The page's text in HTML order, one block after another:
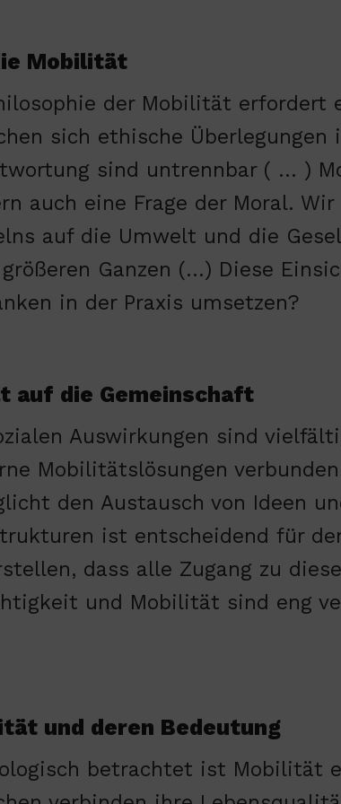
Mobilität
der Mobilität erfordert
sich ethische
sind untrennbar ( … )
auch eine Frage der Moral.
auf die Umwelt und die
Ganzen (…) Diese
in der Praxis umsetzen?
auf die Gemeinschaft
Auswirkungen sind
Mobilitätslösungen
den Austausch von Ideen
ist entscheidend für
dass alle Zugang zu
und Mobilität sind eng
und deren Bedeutung
betrachtet ist Mobilität